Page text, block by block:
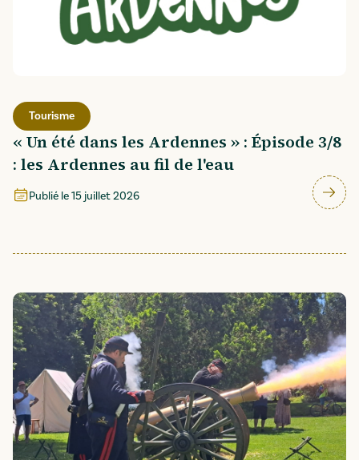
Tourisme
« Un été dans les Ardennes » : Épisode 3/8
: les Ardennes au fil de l'eau
Publié le15 juillet 2026